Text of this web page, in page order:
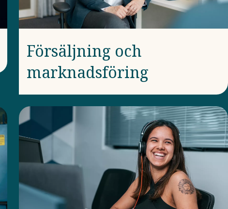
Försäljning och
marknadsföring